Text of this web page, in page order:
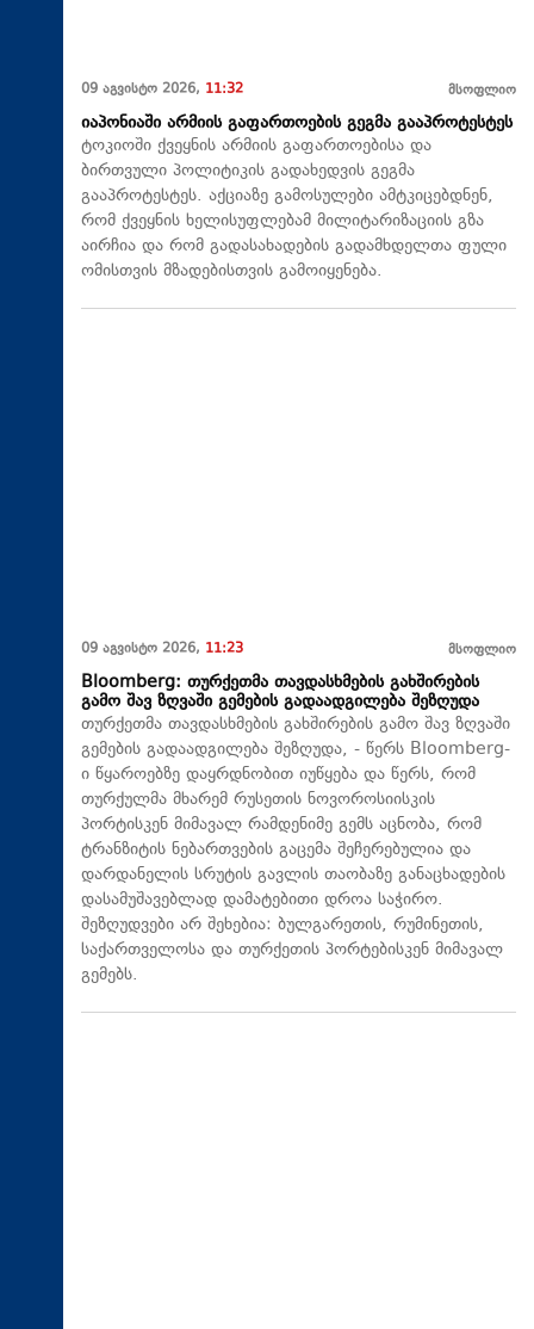
09 აგვისტო 2026, 11:32 მსოფლიო
იაპონიაში არმიის გაფართოების გეგმა გააპროტესტეს
ტოკიოში ქვეყნის არმიის გაფართოებისა და
ბირთვული პოლიტიკის გადახედვის გეგმა
გააპროტესტეს. აქციაზე გამოსულები ამტკიცებდნენ,
რომ ქვეყნის ხელისუფლებამ მილიტარიზაციის გზა
აირჩია და რომ გადასახადების გადამხდელთა ფული
ომისთვის მზადებისთვის გამოიყენება.
09 აგვისტო 2026, 11:23 მსოფლიო
Bloomberg: თურქეთმა თავდასხმების გახშირების
გამო შავ ზღვაში გემების გადაადგილება შეზღუდა
თურქეთმა თავდასხმების გახშირების გამო შავ ზღვაში
გემების გადაადგილება შეზღუდა, - წერს Bloomberg-
ი წყაროებზე დაყრდნობით იუწყება და წერს, რომ
თურქულმა მხარემ რუსეთის ნოვოროსიისკის
პორტისკენ მიმავალ რამდენიმე გემს აცნობა, რომ
ტრანზიტის ნებართვების გაცემა შეჩერებულია და
დარდანელის სრუტის გავლის თაობაზე განაცხადების
დასამუშავებლად დამატებითი დროა საჭირო.
შეზღუდვები არ შეხებია: ბულგარეთის, რუმინეთის,
საქართველოსა და თურქეთის პორტებისკენ მიმავალ
გემებს.